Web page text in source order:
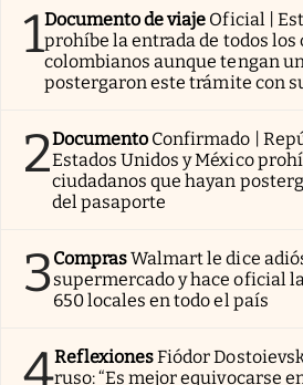
1Documento de viaje Oficial |
prohíbe la entrada de todos los
colombianos aunque tengan
postergaron este trámite con
2Documento Confirmado |
Estados Unidos y México
ciudadanos que hayan
del pasaporte
3ComprasWalmart le dice
supermercado y hace oficial
650 locales en todo el país
4ReflexionesFiódor
ruso: “Es mejor equivocarse